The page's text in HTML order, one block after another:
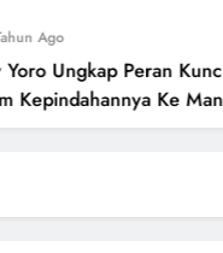
Peran Kunci Rio
Ke
Juta